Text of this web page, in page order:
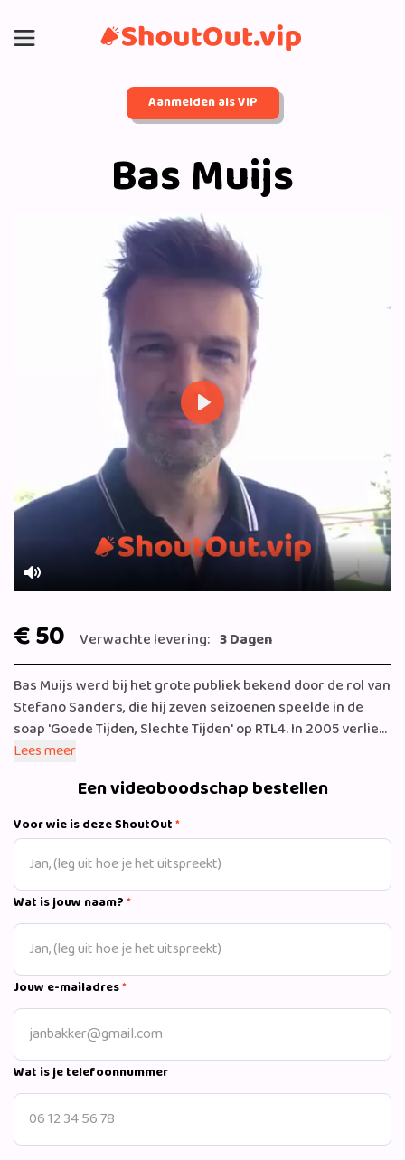
Aanmelden als VIP
Bas Muijs
Mute
Play
€ 50 Verwachte levering: 3 Dagen
Bas Muijs werd bij het grote publiek bekend door de rol van
Stefano Sanders, die hij zeven seizoenen speelde in de
soap 'Goede Tijden, Slechte Tijden' op RTL4. In 2005 verliet
hij de soap en speelde hij in verschillende andere series en
maakte Bas een comeback in 'GTST' en is vanaf 2022 weer
te zien in de theaters met een nieuwe komische
theatervoorstelling. Ook Bas te boeken via ShoutOut!
Lees meer
Een videoboodschap bestellen
Voor wie is deze ShoutOut*
Wat is jouw naam?*
Jouw e-mailadres*
Wat is je telefoonnummer